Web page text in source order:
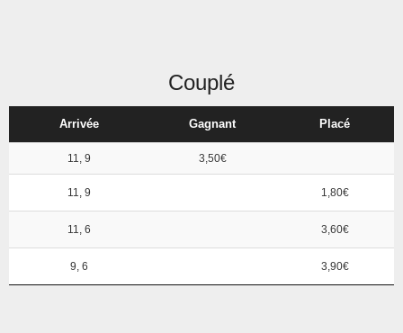
Couplé
Arrivée Gagnant Placé
11, 9 3,50€
11, 9 1,80€
11, 6 3,60€
9, 6 3,90€